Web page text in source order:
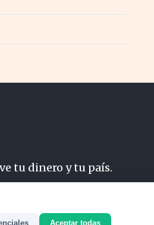
tu dinero y tu país.
Aceptar todas